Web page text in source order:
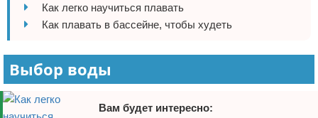
Боевые виды искусства
Как накачаться
Теннис
Отказ от ответственности
Как легко научиться плавать
Как плавать в бассейне, чтобы худеть
Выбор воды
Вам будет интересно: